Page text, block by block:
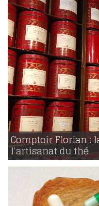
Comptoir Florian :
l’artisanat du thé
25 | 10 | 2018
1489